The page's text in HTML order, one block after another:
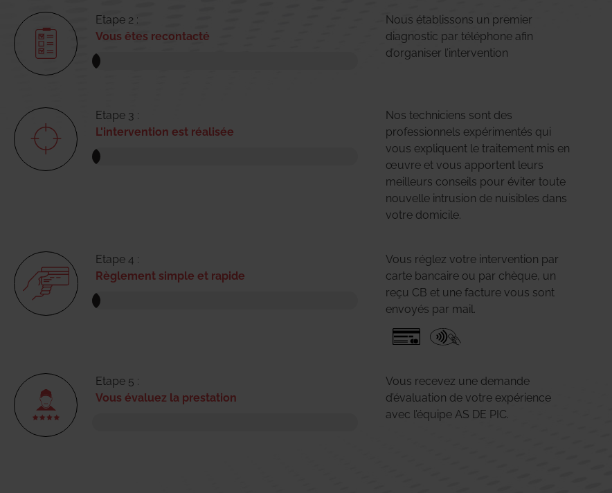
Etape 2 :
Vous êtes recontacté
Nous établissons un premier
diagnostic par téléphone afin
d’organiser l’intervention
Etape 3 :
L'intervention est réalisée
Nos techniciens sont des
professionnels expérimentés qui
vous expliquent le traitement mis en
œuvre et vous apportent leurs
meilleurs conseils pour éviter toute
nouvelle intrusion de nuisibles dans
votre domicile.
Etape 4 :
Règlement simple et rapide
Vous réglez votre intervention par
carte bancaire ou par chèque, un
reçu CB et une facture vous sont
envoyés par mail.
Etape 5 :
Vous évaluez la prestation
Vous recevez une demande
d’évaluation de votre expérience
avec l’équipe AS DE PIC.